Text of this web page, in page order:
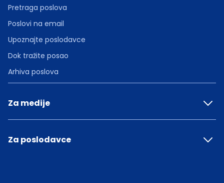
Pretraga poslova
Poslovi na email
Upoznajte poslodavce
Dok tražite posao
Arhiva poslova
Za medije
Za poslodavce